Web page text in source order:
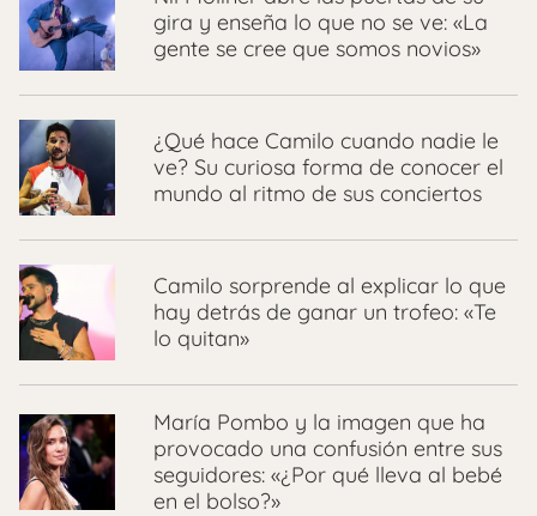
gira y enseña lo que no se ve: «La
gente se cree que somos novios»
¿Qué hace Camilo cuando nadie le
ve? Su curiosa forma de conocer el
mundo al ritmo de sus conciertos
Camilo sorprende al explicar lo que
hay detrás de ganar un trofeo: «Te
lo quitan»
María Pombo y la imagen que ha
provocado una confusión entre sus
seguidores: «¿Por qué lleva al bebé
en el bolso?»